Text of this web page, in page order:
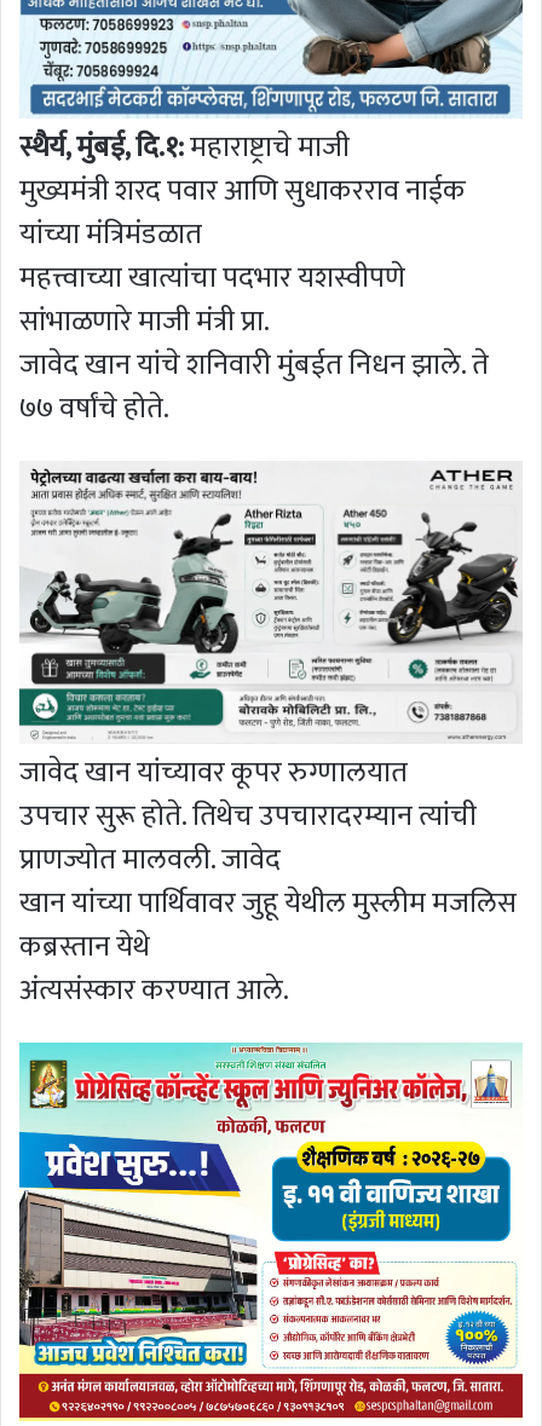
स्थैर्य, मुंबई, दि.१:महाराष्ट्राचे माजी
मुख्यमंत्री शरद पवार आणि सुधाकरराव नाईक
यांच्या मंत्रिमंडळात
महत्त्वाच्या खात्यांचा पदभार यशस्वीपणे
सांभाळणारे माजी मंत्री प्रा.
जावेद खान यांचे शनिवारी मुंबईत निधन झाले. ते
७७ वर्षांचे होते.
जावेद खान यांच्यावर कूपर रुग्णालयात
उपचार सुरू होते. तिथेच उपचारादरम्यान त्यांची
प्राणज्योत मालवली. जावेद
खान यांच्या पार्थिवावर जुहू येथील मुस्लीम मजलिस
कब्रस्तान येथे
अंत्यसंस्कार करण्यात आले.